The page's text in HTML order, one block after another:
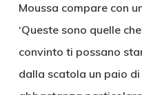
Moussa compare con
‘Queste sono quelle
convinto ti possano
dalla scatola un paio